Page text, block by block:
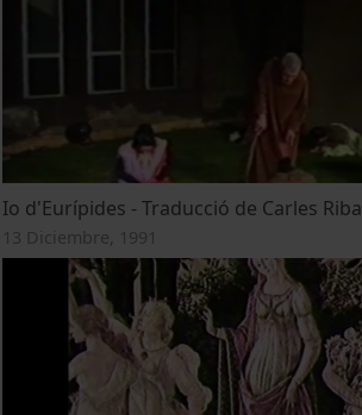
Io d'Eurípides - Traducció de Carles Riba
13 Diciembre, 1991